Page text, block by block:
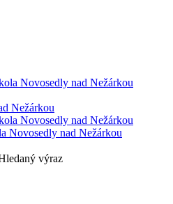
Nežárkou
Novosedly nad Nežárkou
výraz